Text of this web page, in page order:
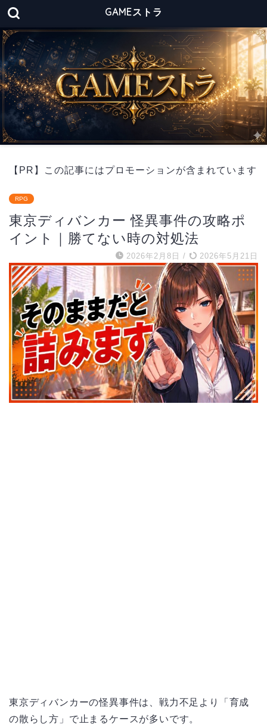
GAMEストラ
【PR】この記事にはプロモーションが含まれています
RPG
東京ディバンカー 怪異事件の攻略ポ
イント｜勝てない時の対処法
2026年2月8日 / 2026年5月21日
東京ディバンカーの怪異事件は、戦力不足より「育成
の散らし方」で止まるケースが多いです。